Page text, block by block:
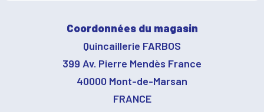
Coordonnées du magasin
Quincaillerie FARBOS
399 Av. Pierre Mendès France
40000 Mont-de-Marsan
FRANCE